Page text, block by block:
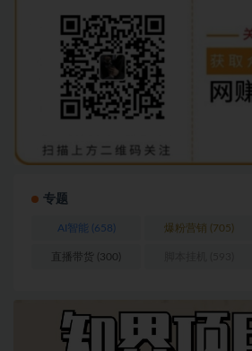
专题
AI智能 (658) 爆粉营销 (705)
直播带货 (300)